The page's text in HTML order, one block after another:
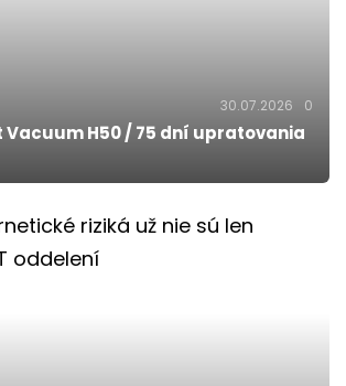
30.07.2026 0
Vacuum H50 / 75 dní upratovania